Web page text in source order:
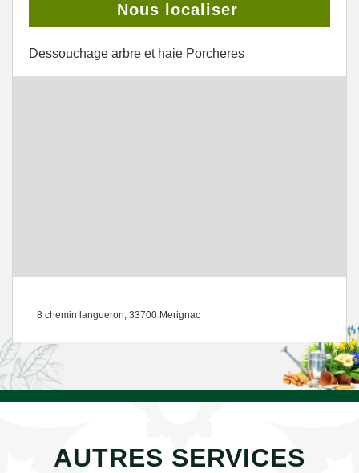
Nous localiser
Dessouchage arbre et haie Porcheres
8 chemin langueron, 33700 Merignac
AUTRES SERVICES